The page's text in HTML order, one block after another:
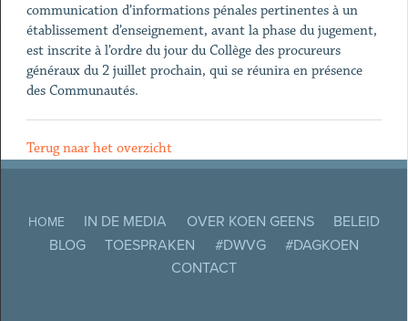
communication d’informations pénales pertinentes à un
établissement d’enseignement, avant la phase du jugement,
est inscrite à l’ordre du jour du Collège des procureurs
généraux du 2 juillet prochain, qui se réunira en présence
des Communautés.
Terug naar het overzicht
HOME IN DE MEDIA OVER KOEN GEENS
BELEID
BLOG
TOESPRAKEN #DWVG
#DAGKOEN
CONTACT